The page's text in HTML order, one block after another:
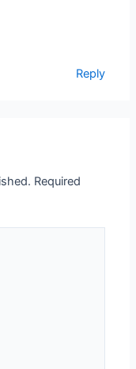
Reply
Required